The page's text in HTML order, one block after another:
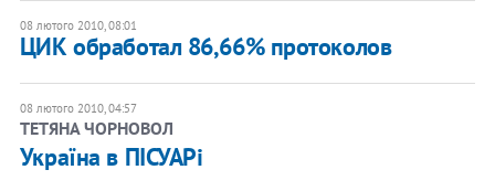
08 лютого 2010, 08:01
ЦИК обработал 86,66% протоколов
08 лютого 2010, 04:57
ТЕТЯНА ЧОРНОВОЛ
Україна в ПІСУАРі